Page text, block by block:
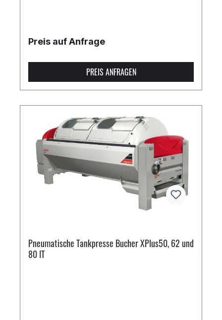
Preis auf Anfrage
PREIS ANFRAGEN
Pneumatische Tankpresse Bucher XPlus50, 62 und
80 IT